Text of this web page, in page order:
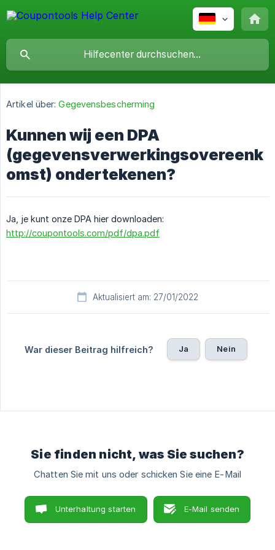
Artikel über: Gegevensbescherming
Kunnen wij een DPA
(gegevensverwerkingsovereenk
omst) ondertekenen?
Ja, je kunt onze DPA hier downloaden:
http://coupontools.com/pdf/dpa.pdf
Aktualisiert am: 27/01/2022
War dieser Beitrag hilfreich? Ja Nein
Sie finden nicht, was Sie suchen?
Chatten Sie mit uns oder schicken Sie eine E-Mail
Unterhaltung starten E-Mail senden